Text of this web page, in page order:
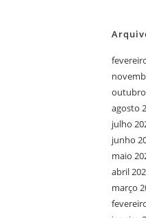
agosto
julho
junho
maio
abril
março